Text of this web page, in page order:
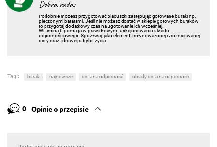
Dobra rada:
Podobnie możesz przygotować placuszki zastępując gotowane buraki np.
pieczonymi batatami. Jeśli nie możesz dostać w sklepie gotowych buraków
to przygotuj dodatkowy czas na ugotowanie ich wcześniej.
Witamina D pomaga w prawidłowym funkcjonowaniu układu
odpornościowego. Spożywaj, jako element zrównoważonej i zróżnicowanej
diety oraz zdrowego trybu życia.
Tagi: buraki najnowsze dieta na odporność obiady dieta na odporność
0 Opinie o przepisie